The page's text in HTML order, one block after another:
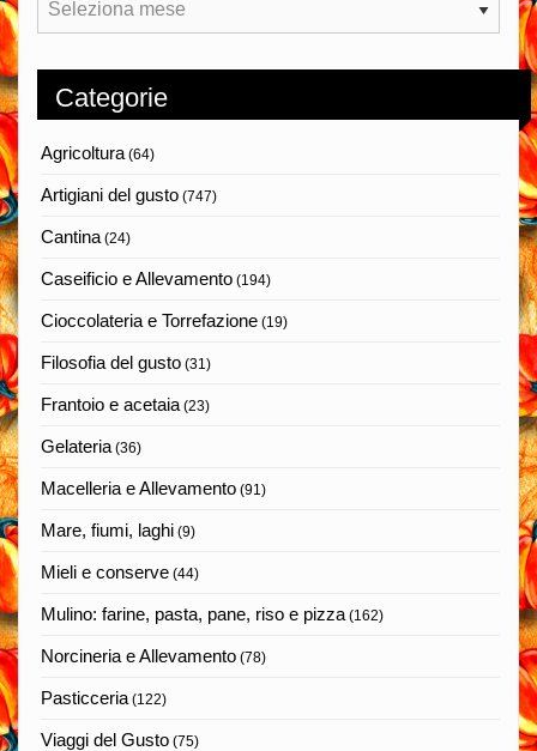
Categorie
Agricoltura(64)
Artigiani del gusto (747)
Cantina(24)
Caseificio e Allevamento (194)
Cioccolateria e Torrefazione (19)
Filosofia del gusto (31)
Frantoio e acetaia(23)
Gelateria(36)
Macelleria e Allevamento (91)
Mare, fiumi, laghi (9)
Mieli e conserve (44)
Mulino: farine, pasta, pane, riso e pizza(162)
Norcineria e Allevamento (78)
Pasticceria(122)
Viaggi del Gusto (75)